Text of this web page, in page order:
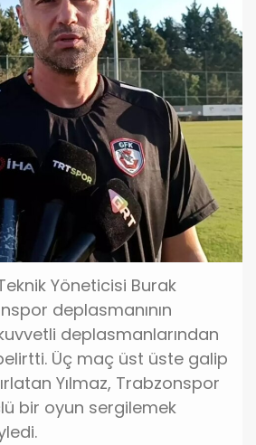
Teknik Yöneticisi Burak
deplasmanının
deplasmanlarından
Üç maç üst üste galip
Yılmaz, Trabzonspor
bir oyun sergilemek